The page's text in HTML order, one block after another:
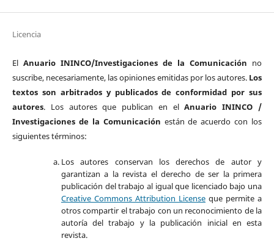
Licencia
El Anuario ININCO/Investigaciones de la Comunicación no
suscribe, necesariamente, las opiniones emitidas por los autores. Los
textos son arbitrados y publicados de conformidad por sus
autores. Los autores que publican en elAnuario ININCO /
Investigaciones de la Comunicación están de acuerdo con los
siguientes términos:
Los autores conservan los derechos de autor y
garantizan a la revista el derecho de ser la primera
publicación del trabajo al igual que licenciado bajo una
Creative Commons Attribution License que permite a
otros compartir el trabajo con un reconocimiento de la
autoría del trabajo y la publicación inicial en esta
revista.